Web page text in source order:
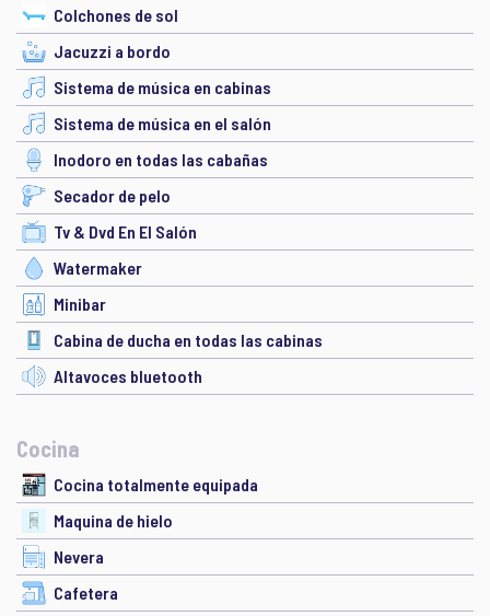
Colchones de sol
Jacuzzi a bordo
Sistema de música en cabinas
Sistema de música en el salón
Inodoro en todas las cabañas
Secador de pelo
Tv & Dvd En El Salón
Watermaker
Minibar
Cabina de ducha en todas las cabinas
Altavoces bluetooth
Cocina
Cocina totalmente equipada
Maquina de hielo
Nevera
Cafetera